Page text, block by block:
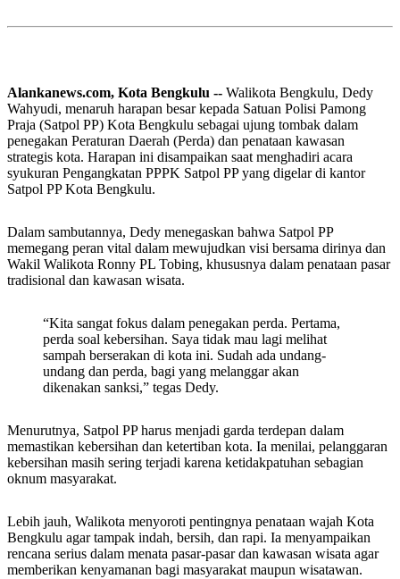
Alankanews.com, Kota Bengkulu -- Walikota Bengkulu, Dedy
Wahyudi, menaruh harapan besar kepada Satuan Polisi Pamong
Praja (Satpol PP) Kota Bengkulu sebagai ujung tombak dalam
penegakan Peraturan Daerah (Perda) dan penataan kawasan
strategis kota. Harapan ini disampaikan saat menghadiri acara
syukuran Pengangkatan PPPK Satpol PP yang digelar di kantor
Satpol PP Kota Bengkulu.
Dalam sambutannya, Dedy menegaskan bahwa Satpol PP
memegang peran vital dalam mewujudkan visi bersama dirinya dan
Wakil Walikota Ronny PL Tobing, khususnya dalam penataan pasar
tradisional dan kawasan wisata.
“Kita sangat fokus dalam penegakan perda. Pertama,
perda soal kebersihan. Saya tidak mau lagi melihat
sampah berserakan di kota ini. Sudah ada undang-
undang dan perda, bagi yang melanggar akan
dikenakan sanksi,” tegas Dedy.
Menurutnya, Satpol PP harus menjadi garda terdepan dalam
memastikan kebersihan dan ketertiban kota. Ia menilai, pelanggaran
kebersihan masih sering terjadi karena ketidakpatuhan sebagian
oknum masyarakat.
Lebih jauh, Walikota menyoroti pentingnya penataan wajah Kota
Bengkulu agar tampak indah, bersih, dan rapi. Ia menyampaikan
rencana serius dalam menata pasar-pasar dan kawasan wisata agar
memberikan kenyamanan bagi masyarakat maupun wisatawan.